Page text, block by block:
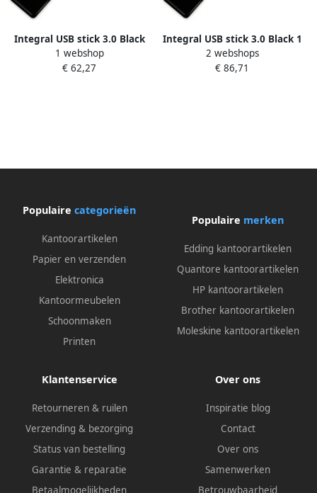
Integral USB stick 3.0 Black
512 GB zwart
1 webshop
€ 62,27
Integral USB stick 3.0 Black 1
TB zwart
2 webshops
€ 86,71
Populaire categorieën
Kantoorartikelen
Papier en verzenden
Elektronica
Kantoormeubelen
Schoonmaken
Printen
Populaire merken
Edding kantoorartikelen
Quantore kantoorartikelen
HP kantoorartikelen
Brother kantoorartikelen
Moleskine kantoorartikelen
Klantenservice
Retourneren & ruilen
Verzending & bezorging
Status van bestelling
Garantie & reparatie
Betaalmogelijkheden
Over ons
Inspiratie blog
Contact
Over ons
Samenwerken
Betrouwbaarheid